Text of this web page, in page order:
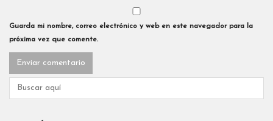
Guarda mi nombre, correo electrónico y web en este navegador para la
próxima vez que comente.